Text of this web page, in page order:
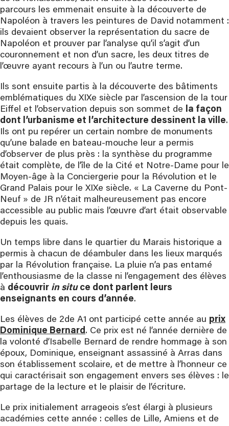
parcours les emmenait ensuite à la découverte de
Napoléon à travers les peintures de David notamment :
ils devaient observer la représentation du sacre de
Napoléon et prouver par l’analyse qu’il s’agit d’un
couronnement et non d’un sacre, les deux titres de
l’œuvre ayant recours à l’un ou l’autre terme.
Ils sont ensuite partis à la découverte des bâtiments
emblématiques du XIXe siècle par l’ascension de la tour
Eiffel et l’observation depuis son sommet de la façon
dont l’urbanisme et l’architecture dessinent la ville.
Ils ont pu repérer un certain nombre de monuments
qu’une balade en bateau-mouche leur a permis
d’observer de plus près : la synthèse du programme
était complète, de l’île de la Cité et Notre-Dame pour le
Moyen-âge à la Conciergerie pour la Révolution et le
Grand Palais pour le XIXe siècle. « La Caverne du Pont-
Neuf » de JR n’était malheureusement pas encore
accessible au public mais l’œuvre d’art était observable
depuis les quais.
Un temps libre dans le quartier du Marais historique a
permis à chacun de déambuler dans les lieux marqués
par la Révolution française. La pluie n’a pas entamé
l’enthousiasme de la classe ni l’engagement des élèves
à découvrir in situce dont parlent leurs
enseignants en cours d’année.
Les élèves de 2de A1 ont participé cette année au prix
Dominique Bernard. Ce prix est né l’année dernière de
la volonté d’Isabelle Bernard de rendre hommage à son
époux, Dominique, enseignant assassiné à Arras dans
son établissement scolaire, et de mettre à l’honneur ce
qui caractérisait son engagement envers ses élèves : le
partage de la lecture et le plaisir de l’écriture.
Le prix initialement arrageois s’est élargi à plusieurs
académies cette année : celles de Lille, Amiens et de